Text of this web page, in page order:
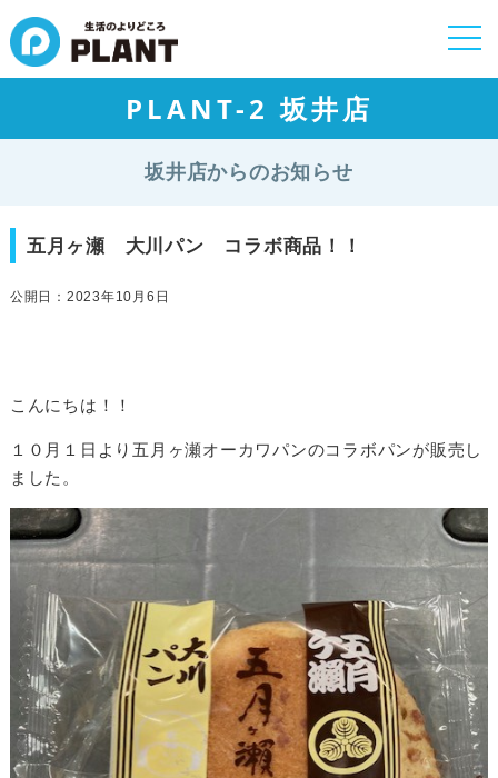
PLANT-2 坂井店
坂井店からのお知らせ
五月ヶ瀬 大川パン コラボ商品！！
公開日：2023年10月6日
こんにちは！！
１０月１日より五月ヶ瀬オーカワパンのコラボパンが販売し
ました。